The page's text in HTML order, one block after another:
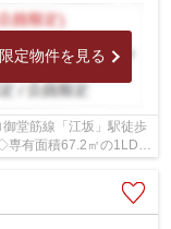
定物件を見る
堂筋線「江坂」駅徒歩
専有面積67.2㎡の1LDK